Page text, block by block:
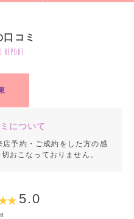
口コミ
report
について
予約・ご成約をした方の感
おこなっておりません。
5.0